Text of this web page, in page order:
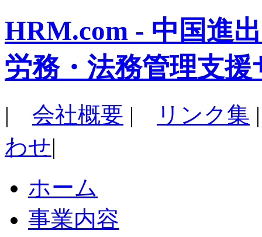
HRM.com - 中国進
労務・法務管理支援
| 会社概要 | リンク集
わせ|
ホーム
事業内容